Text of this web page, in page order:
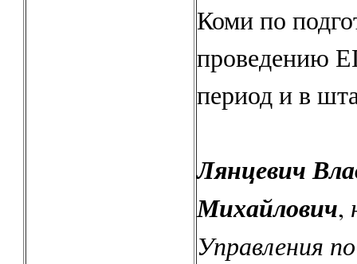
Коми по
проведению
период и в
Лянцевич
Михайлович,
Управления